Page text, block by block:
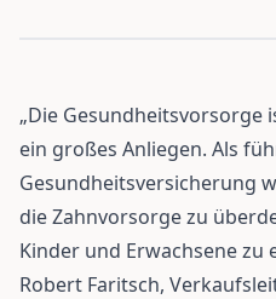
„Die Gesundheitsvorsorge
ein großes Anliegen. Als
Gesundheitsversicherung
die Zahnvorsorge zu
Kinder und Erwachsene zu
Robert Faritsch,